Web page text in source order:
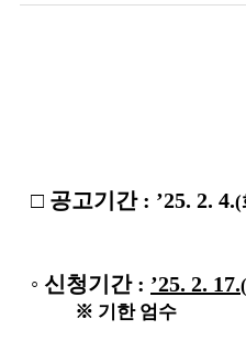
□ 공고기간 : ’25. 2. 4.(
◦ 신청기간 : ’25. 2. 17.(
※ 기한 엄수